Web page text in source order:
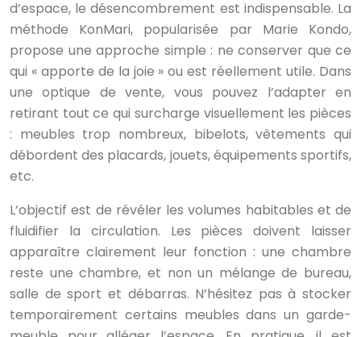
d’espace, le désencombrement est indispensable. La
méthode KonMari, popularisée par Marie Kondo,
propose une approche simple : ne conserver que ce
qui « apporte de la joie » ou est réellement utile. Dans
une optique de vente, vous pouvez l’adapter en
retirant tout ce qui surcharge visuellement les pièces
: meubles trop nombreux, bibelots, vêtements qui
débordent des placards, jouets, équipements sportifs,
etc.
L’objectif est de révéler les volumes habitables et de
fluidifier la circulation. Les pièces doivent laisser
apparaître clairement leur fonction : une chambre
reste une chambre, et non un mélange de bureau,
salle de sport et débarras. N’hésitez pas à stocker
temporairement certains meubles dans un garde-